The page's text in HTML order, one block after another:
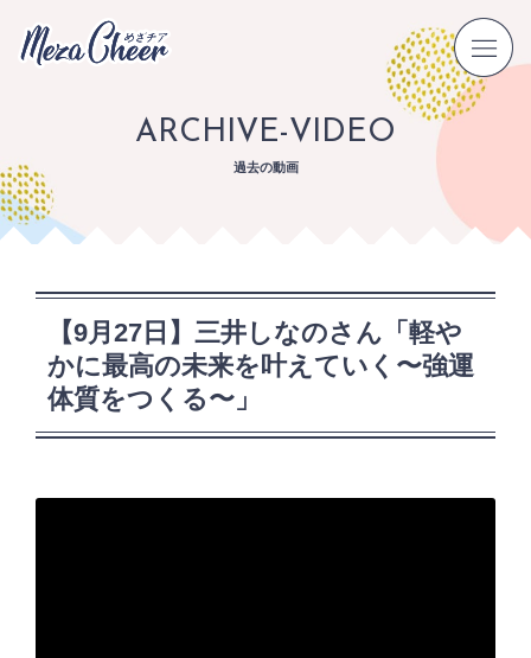
ARCHIVE-VIDEO
過去の動画
【9月27日】三井しなのさん「軽や
かに最高の未来を叶えていく〜強運
体質をつくる〜」